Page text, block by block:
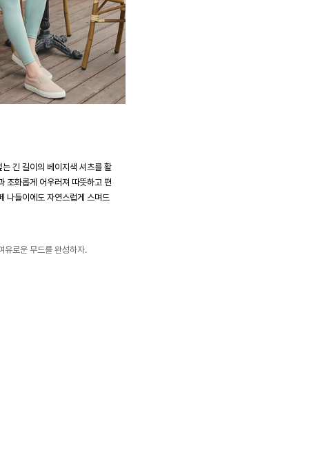
긴 길이의 베이지색 셔츠를 활
조화롭게 어우러져 따뜻하고 편
나들이에도 자연스럽게 스며드
유로운 무드를 완성하자.